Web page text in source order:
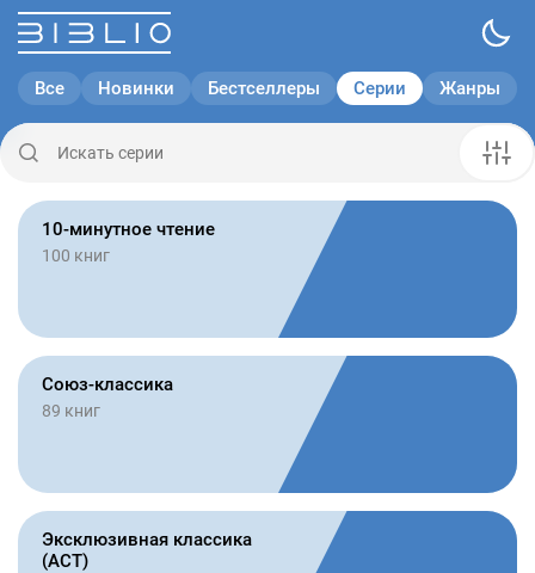
Все Новинки Бестселлеры Серии Жанры
10-минутное чтение
100 книг
Союз-классика
89 книг
Эксклюзивная классика
(АСТ)